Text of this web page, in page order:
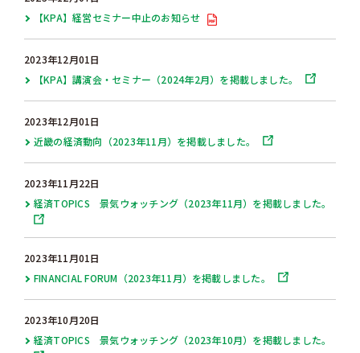
【KPA】経営セミナー中止のお知らせ
2023年12月01日
【KPA】講演会・セミナー（2024年2月）を掲載しました。
2023年12月01日
近畿の経済動向（2023年11月）を掲載しました。
2023年11月22日
経済TOPICS 景気ウォッチング（2023年11月）を掲載しました。
2023年11月01日
FINANCIAL FORUM（2023年11月）を掲載しました。
2023年10月20日
経済TOPICS 景気ウォッチング（2023年10月）を掲載しました。